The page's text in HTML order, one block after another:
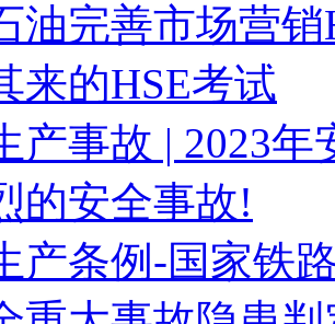
油完善市场营
来的HSE考试
产事故 | 2023
的安全事故!
产条例-国家铁